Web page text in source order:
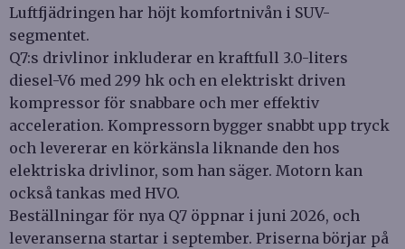
Luftfjädringen har höjt komfortnivån i SUV-
segmentet.
Q7:s drivlinor inkluderar en kraftfull 3.0-liters
diesel-V6 med 299 hk och en elektriskt driven
kompressor för snabbare och mer effektiv
acceleration. Kompressorn bygger snabbt upp tryck
och levererar en körkänsla liknande den hos
elektriska drivlinor, som han säger. Motorn kan
också tankas med HVO.
Beställningar för nya Q7 öppnar i juni 2026, och
leveranserna startar i september. Priserna börjar på